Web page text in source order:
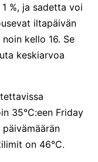
%, ja sadetta voi
iltapäivän
kello 16. Se
keskiarvoa
35°C:een Friday
on 46°C.